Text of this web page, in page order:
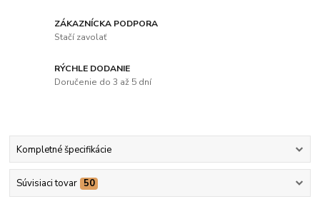
ZÁKAZNÍCKA PODPORA
Stačí zavolať
RÝCHLE DODANIE
Doručenie do 3 až 5 dní
Kompletné špecifikácie
Súvisiaci tovar 50